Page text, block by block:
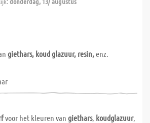
giethars, koud glazuur, resin,enz.
voor het kleuren van giethars, koudglazuur,